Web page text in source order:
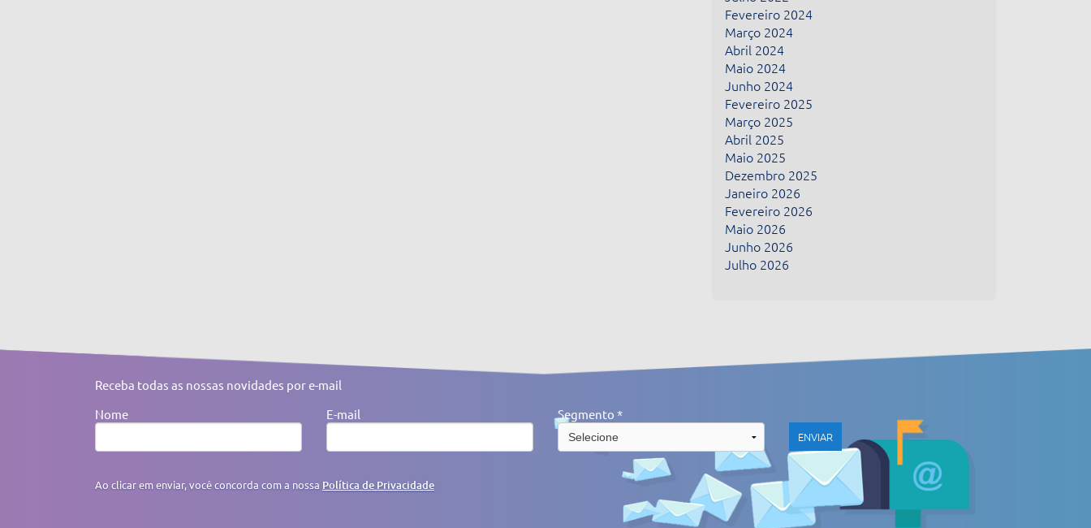
Fevereiro 2024
Março 2024
Abril 2024
Maio 2024
Junho 2024
Fevereiro 2025
Março 2025
Abril 2025
Maio 2025
Dezembro 2025
Janeiro 2026
Fevereiro 2026
Maio 2026
Junho 2026
Julho 2026
Receba todas as nossas novidades por e-mail
Nome
E-mail Segmento *
Ao clicar em enviar, você concorda com a nossa Política de Privacidade